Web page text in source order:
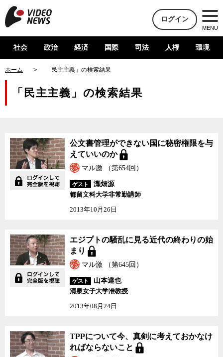
ログイン
MENU
社会 政治 経済 国際 司法 人権 環境
ホーム 「民主主義」の検索結果
「民主主義」の検索結果
公文書管理ができない国
に秘密権限を与えていい
のか
公文書管理ができない国に秘密権限を与
えていいのか
マル激 （第654回）
ゲスト
瀬畑源
都留文科大学非常勤講師
2013年10月26日
エジプトの騒乱に見る近
代の終わりの始まり
エジプトの騒乱に見る近代の終わりの始
まり
マル激 （第645回）
ゲスト
山本達也
清泉女子大学准教授
2013年08月24日
TPPについて今、真剣に
考えておかなければなら
ないこと
TPPについて今、真剣に考えておかなけ
ればならないこと